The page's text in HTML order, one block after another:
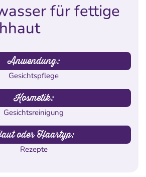
für fettige
Anwendung:
Gesichtspflege
Kosmetik:
Gesichtsreinigung
oder Haartyp:
Rezepte